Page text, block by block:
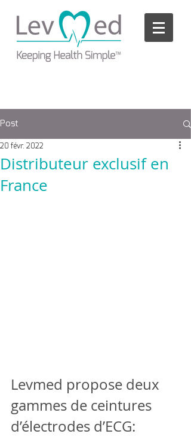
accessibility
Post
Distributeur exclusif en
France
20 févr. 2022
Levmed propose deux
gammes de ceintures
d’électrodes d’ECG: